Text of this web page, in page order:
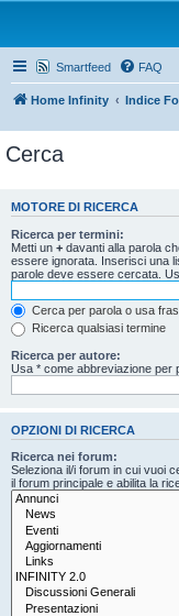
Smartfeed FAQ
Home Infinity Indice
Cerca
MOTORE DI RICERCA
Ricerca per termini:
Metti un + davanti alla parola
essere ignorata. Inserisci una
parole deve essere cercata.
Cerca per parola o usa
Ricerca qualsiasi termine
Ricerca per autore:
Usa * come abbreviazione per
OPZIONI DI RICERCA
Ricerca nei forum:
Seleziona il/i forum in cui vuoi
il forum principale e abilita la